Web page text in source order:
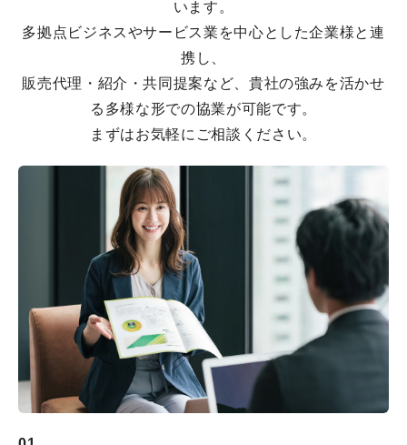
います。
多拠点ビジネスやサービス業を中心とした企業様と連
携し、
販売代理・紹介・共同提案など、貴社の強みを活かせ
る多様な形での協業が可能です。
まずはお気軽にご相談ください。